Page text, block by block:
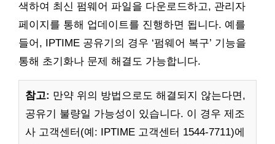
색하여 최신 펌웨어 파일을 다운로드하고, 관리자
페이지를 통해 업데이트를 진행하면 됩니다. 예를
들어, IPTIME 공유기의 경우 ‘펌웨어 복구’ 기능을
통해 초기화나 문제 해결도 가능합니다.
참고: 만약 위의 방법으로도 해결되지 않는다면,
공유기 불량일 가능성이 있습니다. 이 경우 제조
사 고객센터(예: IPTIME 고객센터 1544-7711)에